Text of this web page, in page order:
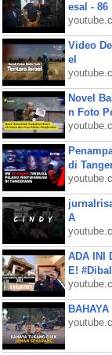
esal - 86
Video
el
Novel
n Foto
di
A
ADA INI
E!